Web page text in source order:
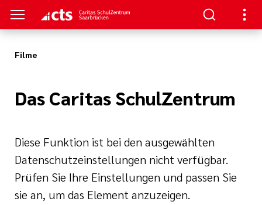
Beatmung
Filme
Das Caritas SchulZentrum
Diese Funktion ist bei den ausgewählten
Datenschutzeinstellungen nicht verfügbar.
Prüfen Sie Ihre Einstellungen und passen Sie
sie an, um das Element anzuzeigen.